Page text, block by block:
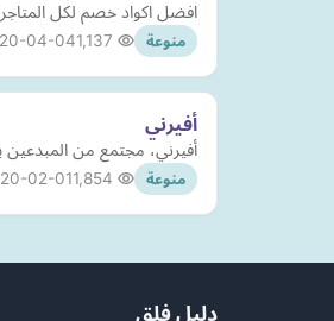
افضل اكواد خصم لكل
منوعة 04-04
أفيرني
أفيرني، مجتمع من
منوعة 02-01
دليل فلق